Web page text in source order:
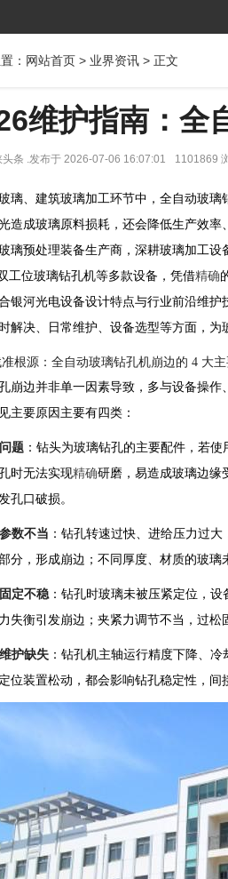
： 网站首页 > 业界资讯 > 正文
维护指南：全
头条 .发布于 2026-07-06 16:07:01 1101869
璃、建筑玻璃加工环节中，全自动玻
造成玻璃原料损耗，还会降低生产效
璃预处理装备生产商，深耕玻璃加工
工位玻璃钻孔机等多款设备，凭借精确
银河光电设备设计特点与行业前沿维
解决、日常维护、设备选型等方面，为
根源：全自动玻璃钻孔机崩边的 4 大主
崩边并非单一因素导致，多与设备操
主要原因主要有四类：
题 ：钻头为玻璃钻孔的主要配件，若使
时无法实现精确研磨，易造成玻璃边缘
孔口破损。
数不当 ：钻孔转速过快、进给压力过
分，形成崩边；不同厚度、材质的玻璃
定不稳：钻孔时玻璃未被压紧定位，设
失衡引发崩边；夹紧力调节不当，过松
护缺失 ：钻孔机主轴运行精度下降、
位装置松动，都会影响钻孔稳定性，间